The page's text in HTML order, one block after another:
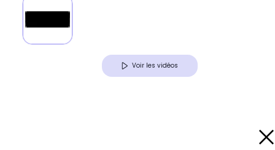
Voir les vidéos